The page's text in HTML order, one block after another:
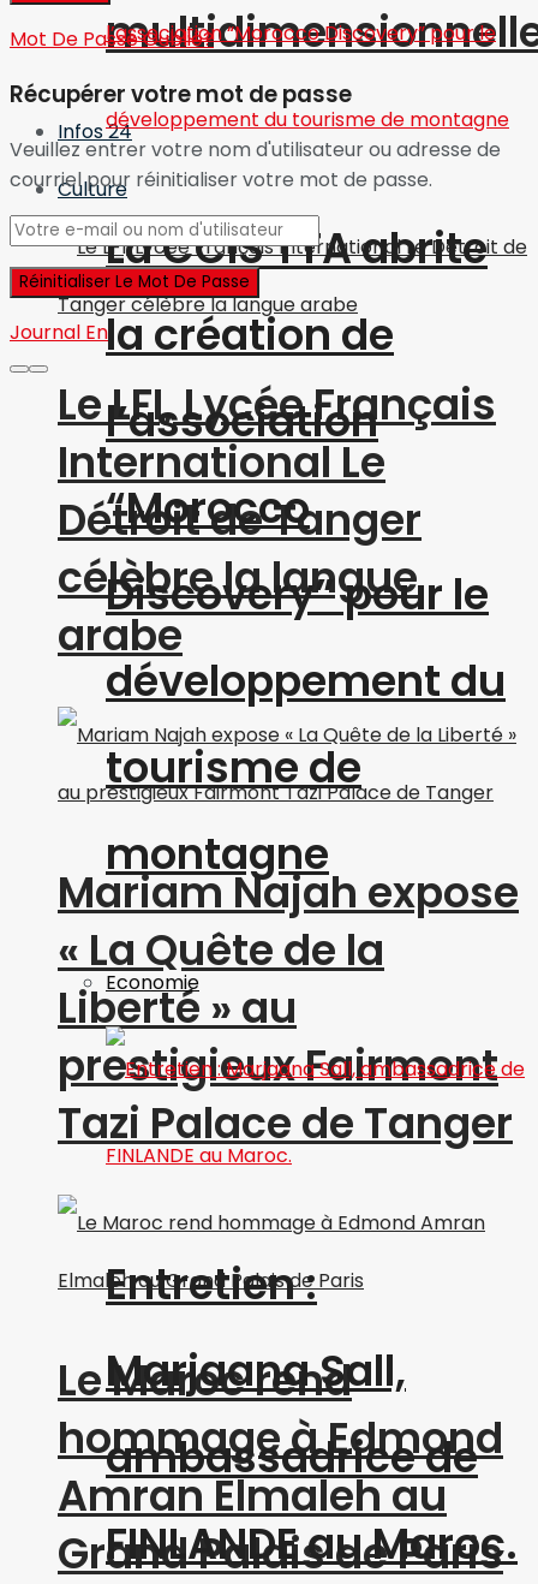
Infos 24
Culture
Le LFI, Lycée Français
International Le
Détroit de Tanger
célèbre la langue
arabe
Mariam Najah expose
« La Quête de la
Liberté » au
prestigieux Fairmont
Tazi Palace de Tanger
Le Maroc rend
hommage à Edmond
Amran Elmaleh au
Grand Palais de Paris
La CCIS TTA abrite
la création de
l’association
“Morocco
Discovery” pour le
développement du
tourisme de
montagne
Economie
Entretien :
Marjaana Sall,
ambassadrice de
FINLANDE au Maroc.
Mot De Passe Oublié?
Récupérer votre mot de passe
Veuillez entrer votre nom d'utilisateur ou adresse de
courriel pour réinitialiser votre mot de passe.
Journal En